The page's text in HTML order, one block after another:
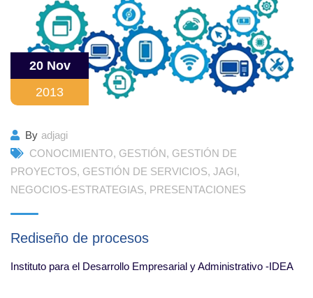
20 Nov
2013
By adjagi
CONOCIMIENTO, GESTIÓN, GESTIÓN DE
PROYECTOS, GESTIÓN DE SERVICIOS, JAGI,
NEGOCIOS-ESTRATEGIAS, PRESENTACIONES
Rediseño de procesos
Instituto para el Desarrollo Empresarial y Administrativo -IDEA